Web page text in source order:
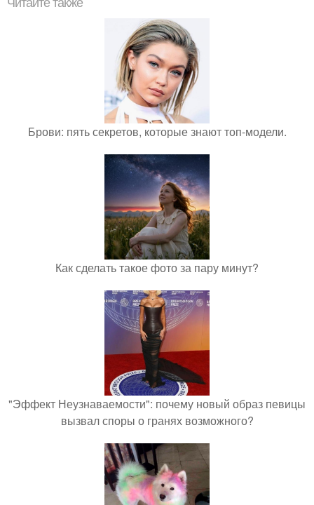
Читайте также
Брови: пять секретов, которые знают топ-модели.
Как сделать такое фото за пару минут?
"Эффект Неузнаваемости": почему новый образ певицы
вызвал споры о гранях возможного?